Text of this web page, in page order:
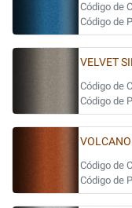
Código de
Código de
VELVET
Código de
Código de
Código de
Código de